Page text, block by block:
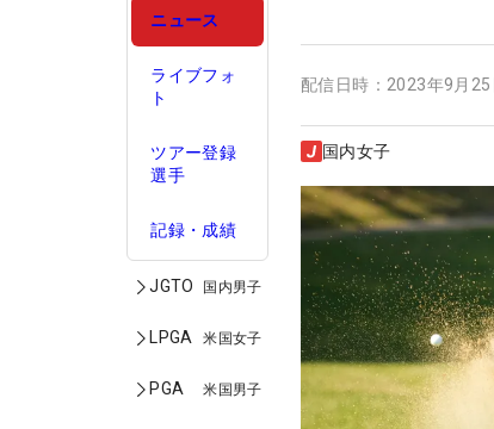
ニュース
ライブフォ
ト
ツアー登録
選手
記録・成績
JGTO 国内男子
LPGA 米国女子
PGA 米国男子
配信日時： 2023年9月
国内女子